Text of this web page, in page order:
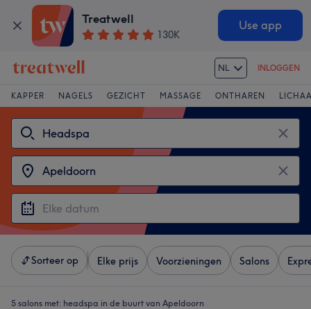
Treatwell
130K
Use app
NL INLOGGEN
KAPPER NAGELS GEZICHT MASSAGE ONTHAREN
Sorteer op Elke prijs Voorzieningen Salons
5 salons met: headspa in de buurt van Apeldoorn